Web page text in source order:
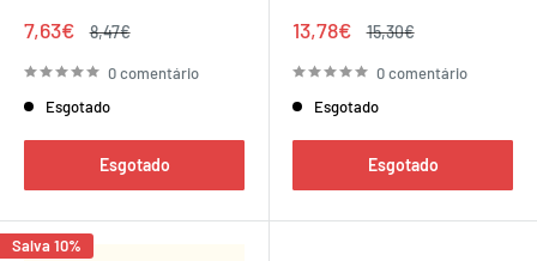
Preço
venda
7,63€
Preço
8,47€
0 comentário
Esgotado
Esgotado
Preço
venda
13,78€
Preço
15,30€
0 comentário
Esgotado
Esgotado
Salva 10%